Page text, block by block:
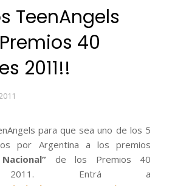
TeenAngels
40
2011!!
para que sea uno de los 5
por Argentina a los premios
de los Premios 40
2011. Entrá a